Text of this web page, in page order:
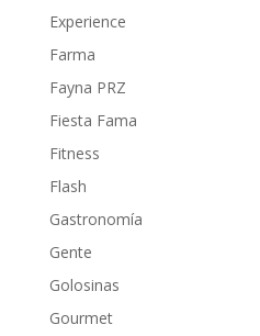
Experience
Farma
Fayna PRZ
Fiesta Fama
Fitness
Flash
Gastronomía
Gente
Golosinas
Gourmet